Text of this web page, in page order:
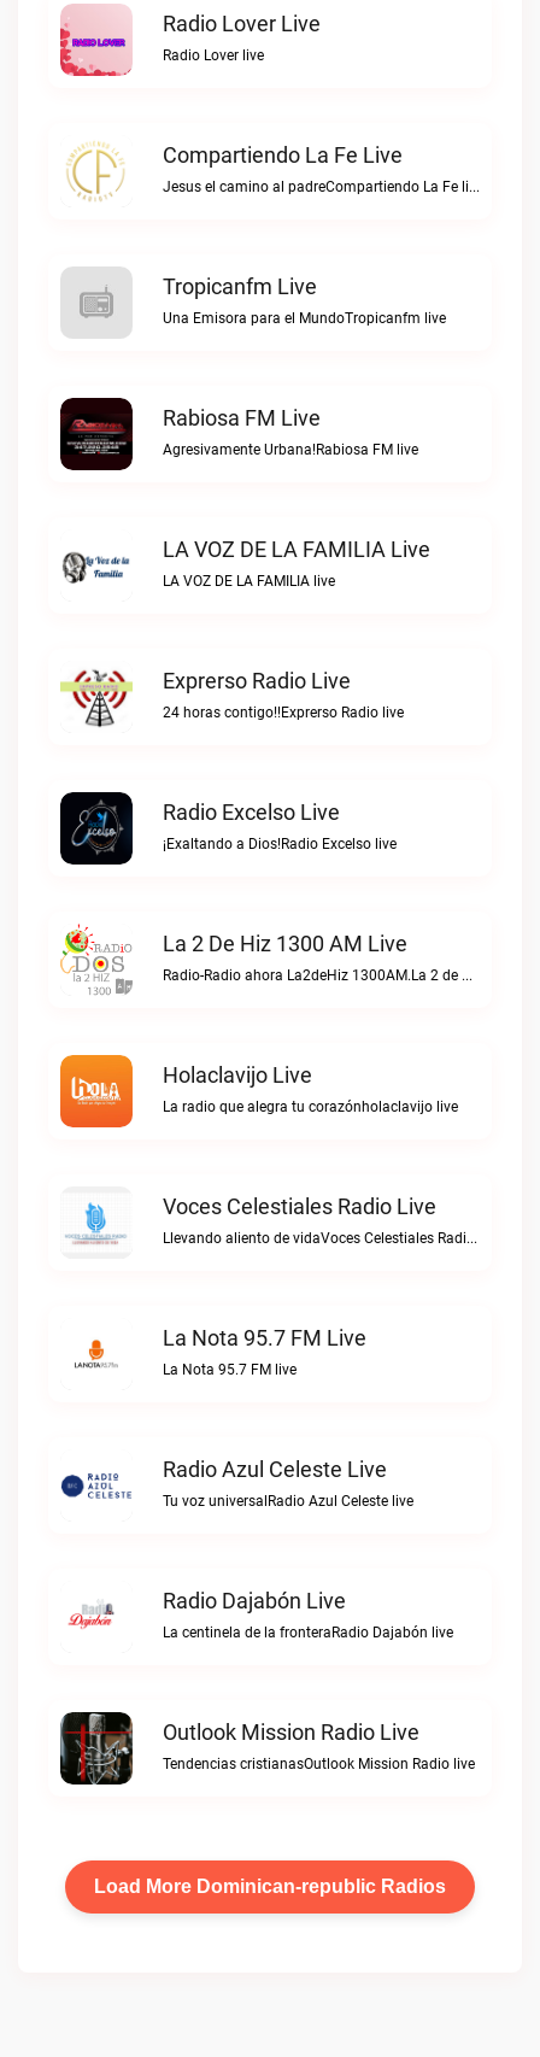
Radio Lover Live
Radio Lover live
Compartiendo La Fe Live
Jesus el camino al padreCompartiendo La Fe live
Tropicanfm Live
Una Emisora para el MundoTropicanfm live
Rabiosa FM Live
Agresivamente Urbana!Rabiosa FM live
LA VOZ DE LA FAMILIA Live
LA VOZ DE LA FAMILIA live
Exprerso Radio Live
24 horas contigo!!Exprerso Radio live
Radio Excelso Live
¡Exaltando a Dios!Radio Excelso live
La 2 De Hiz 1300 AM Live
Radio-Radio ahora La2deHiz 1300AM.La 2 de Hiz 1300 AM live
Holaclavijo Live
La radio que alegra tu corazónholaclavijo live
Voces Celestiales Radio Live
Llevando aliento de vidaVoces Celestiales Radio live
La Nota 95.7 FM Live
La Nota 95.7 FM live
Radio Azul Celeste Live
Tu voz universalRadio Azul Celeste live
Radio Dajabón Live
La centinela de la fronteraRadio Dajabón live
Outlook Mission Radio Live
Tendencias cristianasOutlook Mission Radio live
Load More Dominican-republic Radios